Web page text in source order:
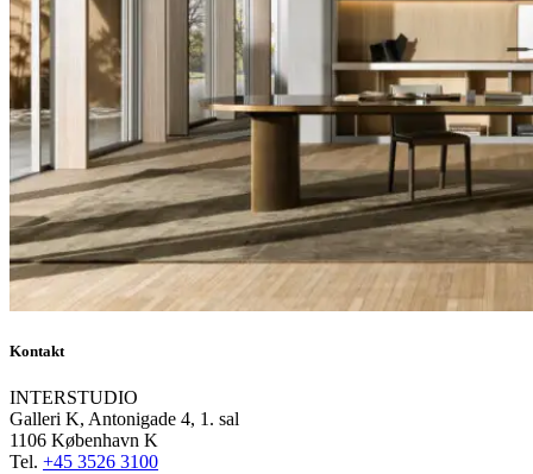
Kontakt
INTERSTUDIO
Galleri K, Antonigade 4, 1. sal
1106 København K
Tel. +45 3526 3100